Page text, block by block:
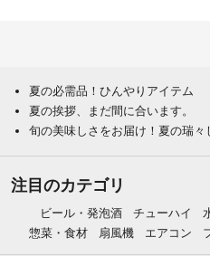
夏の必需品！ひんやりアイテム
夏の挨拶、まだ間に合います。
旬の美味しさをお届け！夏の瑞々
注目のカテゴリ
ビール・発泡酒 チューハイ
惣菜・食材
扇風機 エアコン